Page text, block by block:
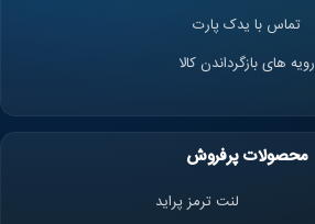
تماس با یدک پارت
رویه های بازگرداندن کالا
محصولات پرفروش
لنت ترمز پراید